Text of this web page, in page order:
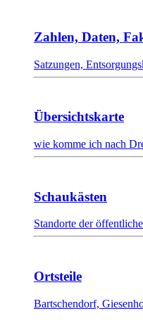
Zahlen, Daten,
Satzungen,
Übersichtskarte
wie komme ich nach
Schaukästen
Standorte der
Ortsteile
Bartschendorf,